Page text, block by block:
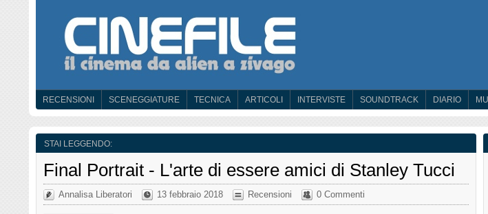
RECENSIONI SCENEGGIATURE TECNICA ARTICOLI INTERVISTE SOUNDTRACK DIARIO
STAI LEGGENDO:
Final Portrait - L'arte di essere amici di Stanley Tucci
Annalisa Liberatori 13 febbraio 2018 Recensioni 0 Commenti